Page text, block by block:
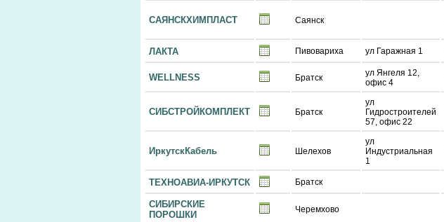
САЯНСКХИМПЛАСТ Саянск
ЛАКТА Пивовариха ул Гаражная 1
WELLNESS Братск
ул Янгеля 12,
офис 4
СИБСТРОЙКОМПЛЕКТ Братск
ул
Гидростроителей
57, офис 22
ИркутскКабель Шелехов
ул
Индустриальная
1
ТЕХНОАВИА-ИРКУТСК Братск
СИБИРСКИЕ
ПОРОШКИ
Черемхово